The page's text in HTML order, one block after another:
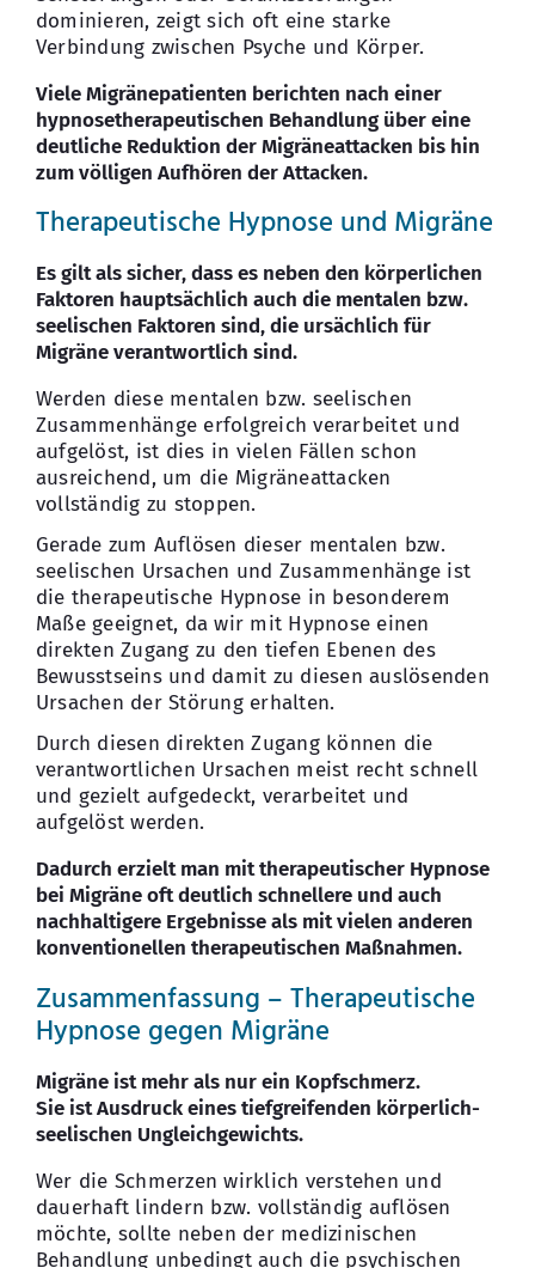
dominieren, zeigt sich oft eine starke
Verbindung zwischen Psyche und Körper.
Viele Migränepatienten berichten nach einer
hypnosetherapeutischen Behandlung über eine
deutliche Reduktion der Migräneattacken bis hin
zum völligen Aufhören der Attacken.
Therapeutische Hypnose und Migräne
Es gilt als sicher, dass es neben den körperlichen
Faktoren hauptsächlich auch die mentalen bzw.
seelischen Faktoren sind, die ursächlich für
Migräne verantwortlich sind.
Werden diese mentalen bzw. seelischen
Zusammenhänge erfolgreich verarbeitet und
aufgelöst, ist dies in vielen Fällen schon
ausreichend, um die Migräneattacken
vollständig zu stoppen.
Gerade zum Auflösen dieser mentalen bzw.
seelischen Ursachen und Zusammenhänge ist
die therapeutische Hypnose in besonderem
Maße geeignet, da wir mit Hypnose einen
direkten Zugang zu den tiefen Ebenen des
Bewusstseins und damit zu diesen auslösenden
Ursachen der Störung erhalten.
Durch diesen direkten Zugang können die
verantwortlichen Ursachen meist recht schnell
und gezielt aufgedeckt, verarbeitet und
aufgelöst werden.
Dadurch erzielt man mit therapeutischer Hypnose
bei Migräne oft deutlich schnellere und auch
nachhaltigere Ergebnisse als mit vielen anderen
konventionellen therapeutischen Maßnahmen.
Zusammenfassung – Therapeutische
Hypnose gegen Migräne
Migräne ist mehr als nur ein Kopfschmerz.
Sie ist Ausdruck eines tiefgreifenden körperlich-
seelischen Ungleichgewichts.
Wer die Schmerzen wirklich verstehen und
dauerhaft lindern bzw. vollständig auflösen
möchte, sollte neben der medizinischen
Behandlung unbedingt auch die psychischen